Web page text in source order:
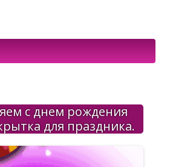
с днем рождения
для праздника.